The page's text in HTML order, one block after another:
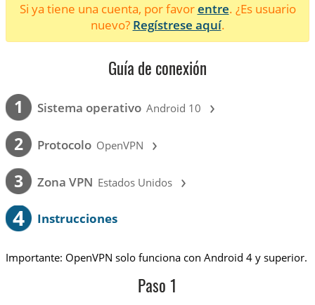
Si ya tiene una cuenta, por favorentre. ¿Es usuario
nuevo? Regístrese aquí.
Guía de conexión
1 Sistema operativo Android 10 ›
2 Protocolo OpenVPN ›
3 Zona VPN Estados Unidos ›
4 Instrucciones
Importante: OpenVPN solo funciona con Android 4 y superior.
Paso 1